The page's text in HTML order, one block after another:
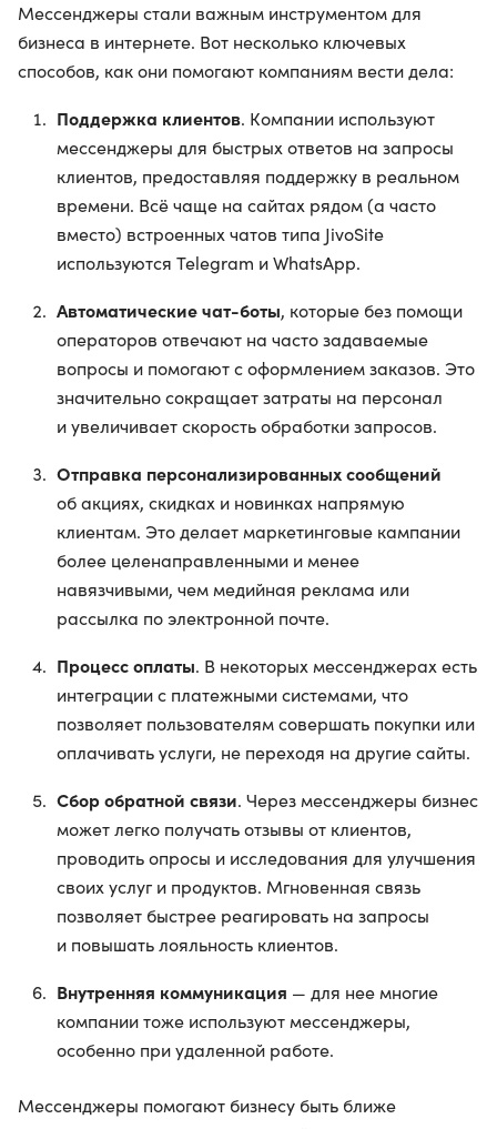
Мессенджеры стали важным инструментом для
бизнеса в интернете. Вот несколько ключевых
способов, как они помогают компаниям вести дела:
Поддержка клиентов. Компании используют
мессенджеры для быстрых ответов на запросы
клиентов, предоставляя поддержку в реальном
времени. Всё чаще на сайтах рядом (а часто
вместо) встроенных чатов типа JivoSite
используются Telegram и WhatsApp.
Автоматические чат-боты, которые без помощи
операторов отвечают на часто задаваемые
вопросы и помогают с оформлением заказов. Это
значительно сокращает затраты на персонал
и увеличивает скорость обработки запросов.
Отправка персонализированных сообщений
об акциях, скидках и новинках напрямую
клиентам. Это делает маркетинговые кампании
более целенаправленными и менее
навязчивыми, чем медийная реклама или
рассылка по электронной почте.
Процесс оплаты. В некоторых мессенджерах есть
интеграции с платежными системами, что
позволяет пользователям совершать покупки или
оплачивать услуги, не переходя на другие сайты.
Сбор обратной связи. Через мессенджеры бизнес
может легко получать отзывы от клиентов,
проводить опросы и исследования для улучшения
своих услуг и продуктов. Мгновенная связь
позволяет быстрее реагировать на запросы
и повышать лояльность клиентов.
Внутренняя коммуникация — для нее многие
компании тоже используют мессенджеры,
особенно при удаленной работе.
Мессенджеры помогают бизнесу быть ближе